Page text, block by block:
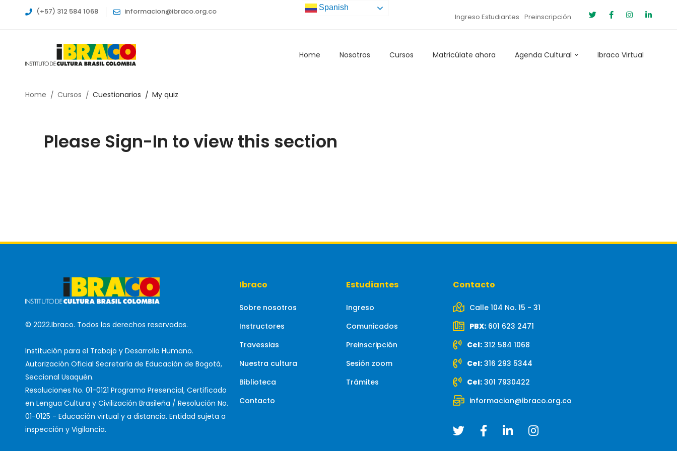
(+57) 312 584 1068 informacion@ibraco.org.co
Ingreso Estudiantes Preinscripción
Home Nosotros Cursos Matricúlate ahora Agenda Cultural Ibraco Virtual
Home Cursos Cuestionarios My quiz
Please Sign-In to view this section
© 2022.Ibraco. Todos los derechos reservados.
Institución para el Trabajo y Desarrollo Humano.
Autorización Oficial Secretaría de Educación de Bogotá,
Seccional Usaquén.
Resoluciones No. 01-0121 Programa Presencial, Certificado
en Lengua Cultura y Civilización Brasileña / Resolución No.
01-0125 - Educación virtual y a distancia. Entidad sujeta a
inspección y Vigilancia.
Ibraco
Sobre nosotros
Instructores
Travessias
Nuestra cultura
Biblioteca
Contacto
Estudiantes
Ingreso
Comunicados
Preinscripción
Sesión zoom
Trámites
Contacto
Calle 104 No. 15 - 31
PBX: 601 623 2471
Cel: 312 584 1068
Cel: 316 293 5344
Cel: 301 7930422
informacion@ibraco.org.co
Spanish